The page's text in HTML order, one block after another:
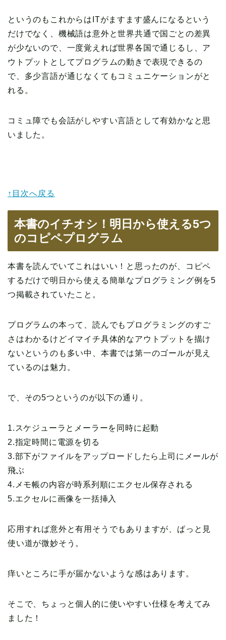
というのもこれからはITがますます盛んになるという
だけでなく、機械語は意外と世界共通で国ごとの差異
が少ないので、一度覚えれば世界各国で通じるし、ア
ウトプットとしてプログラムの動きで表現できるの
で、多少言語が通じなくてもコミュニケーションがと
れる。
コミュ障でも会話がしやすい言語として有効かなと思
いました。
↑目次へ戻る
本書のイチオシ！明日から使える5つ
のコピペプログラム
本書を読んでいてこれはいい！と思ったのが、コピペ
するだけで明日から使える簡単なプログラミング例を5
つ掲載されていたこと。
プログラムの本って、読んでもプログラミングのすご
さはわかるけどイマイチ具体的なアウトプットを描け
ないというのも多い中、本書では第一のゴールが見え
ているのは魅力。
で、その5つというのが以下の通り。
1.スケジューラとメーラーを同時に起動
2.指定時間に電源を切る
3.部下がファイルをアップロードしたら上司にメールが
飛ぶ
4.メモ帳の内容が時系列順にエクセル保存される
5.エクセルに画像を一括挿入
応用すれば意外と有用そうでもありますが、ぱっと見
使い道が微妙そう。
痒いところに手が届かないような感はあります。
そこで、ちょっと個人的に使いやすい仕様を考えてみ
ました！